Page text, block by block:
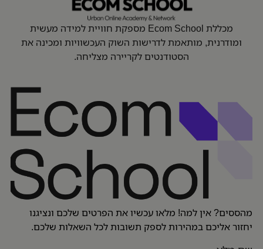
מהססים? אין למה! מלאו עכשיו את הפרטים שלכם ונציגנו
יחזור אליכם במהירות לספק תשובות לכל השאלות שלכם.
מכללת Ecom School מספקת חוויית למידה מעשית
ומודרנית, מותאמת לדרישות השוק העכשוויות ומכינה את
הסטודנטים לקריירה מצליחה.